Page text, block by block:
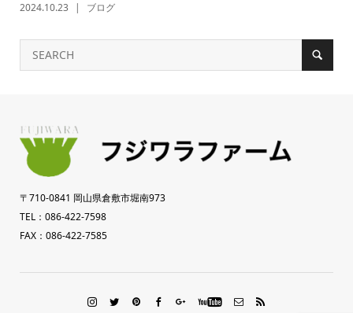
2024.10.23 ブログ
〒710-0841 岡山県倉敷市堀南973
TEL：086-422-7598
FAX：086-422-7585